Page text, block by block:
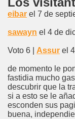
eibar el 7 de
sawayn el 4 de
Voto 6 | Assur el
de momento le
fastidia mucho
descubrir que la
si a esto se le
esconden sus
buena,